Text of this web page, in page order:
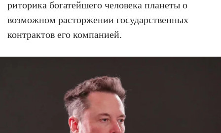
риторика богатейшего человека планеты о
возможном расторжении государственных
контрактов его компанией.